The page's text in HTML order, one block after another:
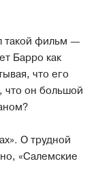
такой фильм —
Барро как
что его
что он большой
О трудной
«Салемские